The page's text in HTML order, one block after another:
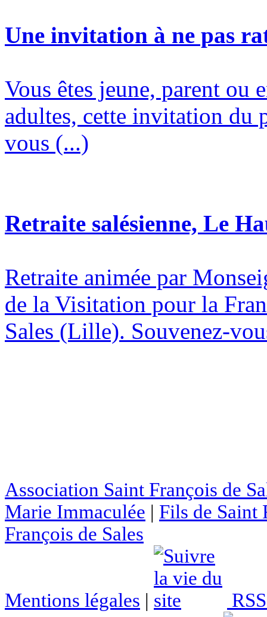
Une invitation à ne pas
Vous êtes jeune, parent ou
adultes, cette invitation du
vous (...)
Retraite salésienne, Le
Retraite animée par
de la Visitation pour la
Sales (Lille). Souvenez-
Association Saint François de
Marie Immaculée | Fils de Saint
François de Sales
Mentions légales |